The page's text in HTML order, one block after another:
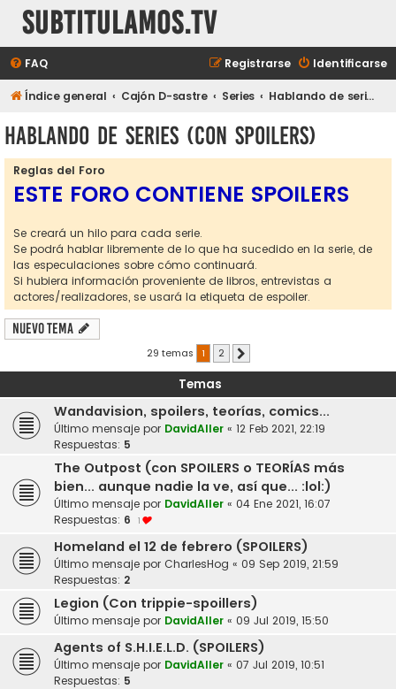
subtitulamos.tv
FAQ Identificarse
Registrarse
Índice general Cajón D-sastre Series Hablando de series (con spoilers)
Hablando de series (con spoilers)
Reglas del Foro
ESTE FORO CONTIENE SPOILERS
Se creará un hilo para cada serie.
Se podrá hablar libremente de lo que ha sucedido en la serie, de
las especulaciones sobre cómo continuará.
Si hubiera información proveniente de libros, entrevistas a
actores/realizadores, se usará la etiqueta de espoiler.
Nuevo Tema
29 temas 1 2
Temas
Wandavision, spoilers, teorías, comics...
Último mensaje por DavidAller « 12 Feb 2021, 22:19
Respuestas: 5
The Outpost (con SPOILERS o TEORÍAS más
bien... aunque nadie la ve, así que... :lol:)
Último mensaje por DavidAller « 04 Ene 2021, 16:07
Respuestas: 6 1
Homeland el 12 de febrero (SPOILERS)
Último mensaje por CharlesHog « 09 Sep 2019, 21:59
Respuestas: 2
Legion (Con trippie-spoillers)
Último mensaje por DavidAller « 09 Jul 2019, 15:50
Agents of S.H.I.E.L.D. (SPOILERS)
Último mensaje por DavidAller « 07 Jul 2019, 10:51
Respuestas: 5